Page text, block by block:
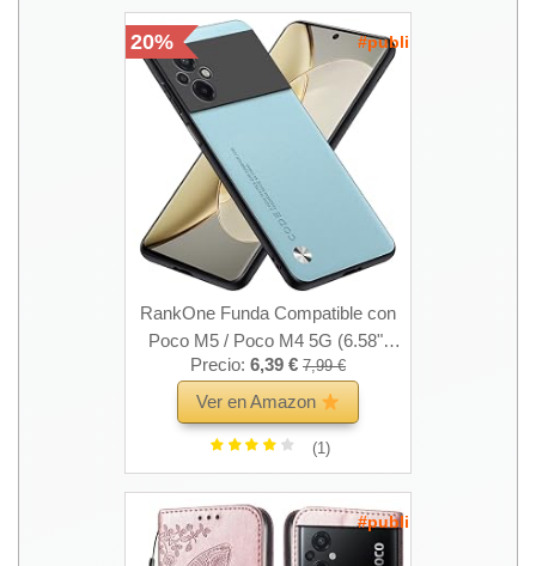
20% #publi
RankOne Funda Compatible con
Poco M5 / Poco M4 5G (6.58")
Carcasa Caso Cover Estuche -
Azul Claro
Precio: 6,39 € 7,99 €
Ver en Amazon
(1)
#publi